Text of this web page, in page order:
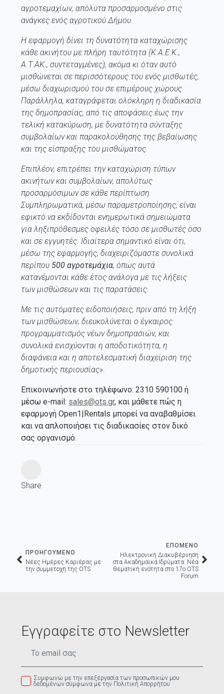
Share
αγροτεμαχίων, απόλυτα προσαρμοσμένο στις
ανάγκες ενός αγροτικού Δήμου.
Η εφαρμογή δίνει τη δυνατότητα καταχώρισης
κάθε ακινήτου με πλήρη ταυτότητα (Κ.Α.Ε.Κ.,
Α.Τ.ΑΚ., συντεταγμένες), ακόμα κι όταν αυτό
μισθώνεται σε περισσότερους του ενός μισθωτές,
μέσω διαχωρισμού του σε επιμέρους χώρους.
Παράλληλα, καταγράφεται ολόκληρη η διαδικασία
της δημοπρασίας, από τις αποφάσεις έως την
τελική κατακύρωση, με δυνατότητα σύνταξης
συμβολαίων και παρακολούθησης της βεβαίωσης
και της είσπραξης του μισθώματος.
Επιπλέον, επιτρέπει την καταχώριση τύπων
ακινήτων και συμβολαίων, απολύτως
προσαρμόσιμων σε κάθε περίπτωση.
Συμπληρωματικά, μέσω παραμετροποίησης, είναι
εφικτό να εκδίδονται ενημερωτικά σημειώματα
για ληξιπρόθεσμες οφειλές τόσο σε μισθωτές όσο
και σε εγγυητές. Ιδιαίτερα σημαντικό είναι ότι,
μέσω της εφαρμογής, διαχειριζόμαστε συνολικά
περίπου 500 αγροτεμάχια, όπως αυτά
κατανέμονται κάθε έτος ανάλογα με τις λήξεις
των μισθώσεων και τις παρατάσεις.
Με τις αυτόματες ειδοποιήσεις, πριν από τη λήξη
των μισθώσεων, διευκολύνεται ο έγκαιρος
προγραμματισμός νέων δημοπρασιών, και
συνολικά ενισχύονται η αποδοτικότητα, η
διαφάνεια και η αποτελεσματική διαχείριση της
δημοτικής περιουσίας».
Επικοινωνήστε στο τηλέφωνο: 2310 590100 ή
μέσω e-mail: sales@ots.gr, και μάθετε πώς η
εφαρμογή Open1|Rentals μπορεί να αναβαθμίσει
και να απλοποιήσει τις διαδικασίες στον δικό
σας οργανισμό.
ΠΡΟΗΓΟΥΜΕΝΟ
Νέες Ημέρες Καριέρας με
την συμμετοχή της OTS
ΕΠΟΜΕΝΟ
Ηλεκτρονική Διακυβέρνηση
στα Ακαδημαϊκά Ιδρύματα: Νέα
θεματική ενότητα στο 17ο OTS
Forum
Εγγραφείτε στο Newsletter
Συμφωνώ με την επεξεργασία των προσωπικών μου
δεδομένων σύμφωνα με την Πολιτική Απορρήτου